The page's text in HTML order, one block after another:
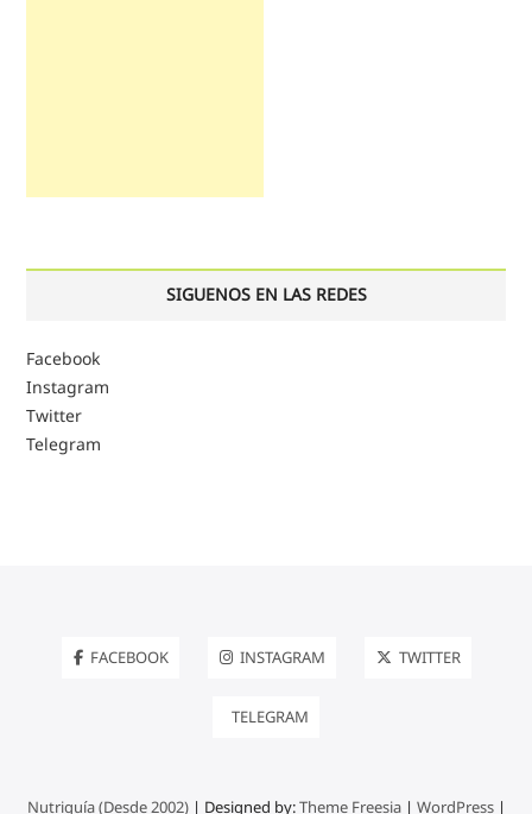
SIGUENOS EN LAS REDES
Facebook
Instagram
Twitter
Telegram
FACEBOOK INSTAGRAM TWITTER
TELEGRAM
Nutriguía (Desde 2002)| Designed by:Theme Freesia| WordPress|